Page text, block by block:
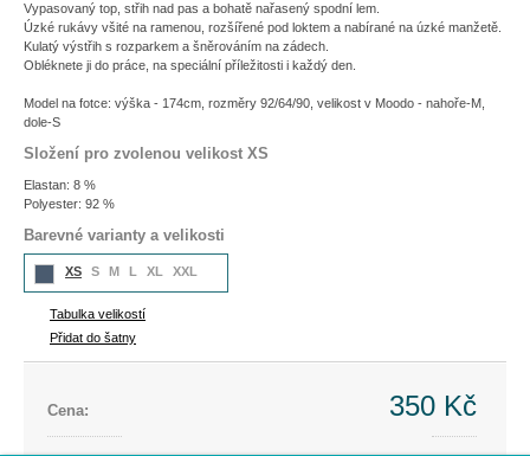
Vypasovaný top, střih nad pas a bohatě nařasený spodní lem.
Úzké rukávy všité na ramenou, rozšířené pod loktem a nabírané na úzké manžetě.
Kulatý výstřih s rozparkem a šněrováním na zádech.
Obléknete ji do práce, na speciální příležitosti i každý den.
Model na fotce: výška - 174cm, rozměry 92/64/90, velikost v Moodo - nahoře-M,
dole-S
Složení pro zvolenou velikost XS
Elastan: 8 %
Polyester: 92 %
Barevné varianty a velikosti
XS S M L XL XXL
Tabulka velikostí
Přidat do šatny
Cena: 350 Kč